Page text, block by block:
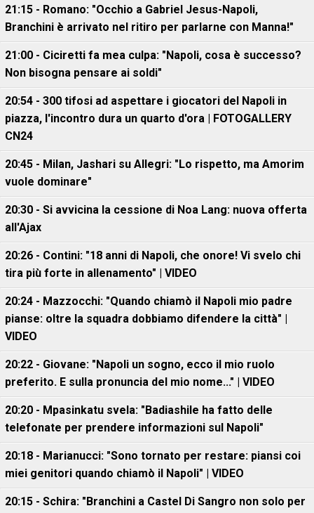
21:15 - Romano: "Occhio a Gabriel Jesus-Napoli,
Branchini è arrivato nel ritiro per parlarne con Manna!"
21:00 - Ciciretti fa mea culpa: "Napoli, cosa è successo?
Non bisogna pensare ai soldi"
20:54 - 300 tifosi ad aspettare i giocatori del Napoli in
piazza, l'incontro dura un quarto d'ora | FOTOGALLERY
CN24
20:45 - Milan, Jashari su Allegri: "Lo rispetto, ma Amorim
vuole dominare"
20:30 - Si avvicina la cessione di Noa Lang: nuova offerta
all'Ajax
20:26 - Contini: "18 anni di Napoli, che onore! Vi svelo chi
tira più forte in allenamento" | VIDEO
20:24 - Mazzocchi: "Quando chiamò il Napoli mio padre
pianse: oltre la squadra dobbiamo difendere la città" |
VIDEO
20:22 - Giovane: "Napoli un sogno, ecco il mio ruolo
preferito. E sulla pronuncia del mio nome..." | VIDEO
20:20 - Mpasinkatu svela: "Badiashile ha fatto delle
telefonate per prendere informazioni sul Napoli"
20:18 - Marianucci: "Sono tornato per restare: piansi coi
miei genitori quando chiamò il Napoli" | VIDEO
20:15 - Schira: "Branchini a Castel Di Sangro non solo per